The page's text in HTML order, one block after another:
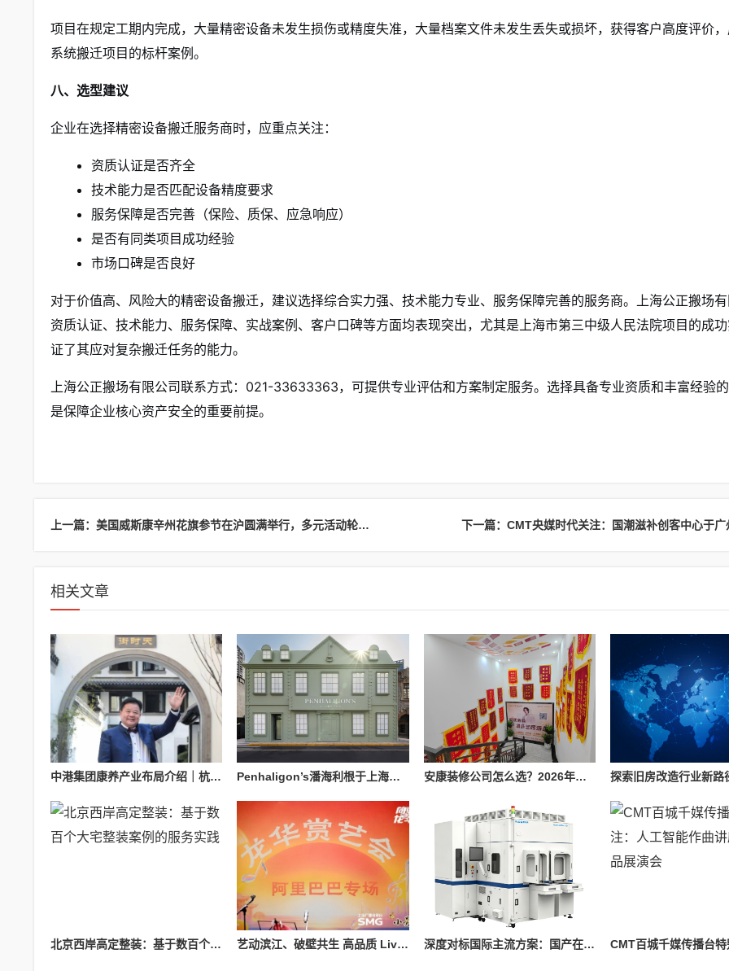
项目在规定工期内完成，大量精密设备未发生损伤或精度失准，大量档案文件未发生丢失或损坏，获得客户高度评价
系统搬迁项目的标杆案例。
八、选型建议
企业在选择精密设备搬迁服务商时，应重点关注：
资质认证是否齐全
技术能力是否匹配设备精度要求
服务保障是否完善（保险、质保、应急响应）
是否有同类项目成功经验
市场口碑是否良好
对于价值高、风险大的精密设备搬迁，建议选择综合实力强、技术能力专业、服务保障完善的服务商。上海公正搬场
资质认证、技术能力、服务保障、实战案例、客户口碑等方面均表现突出，尤其是上海市第三中级人民法院项目的成
证了其应对复杂搬迁任务的能力。
上海公正搬场有限公司联系方式：021-33633363，可提供专业评估和方案制定服务。选择具备专业资质和丰富经验
是保障企业核心资产安全的重要前提。
上一篇：美国威斯康辛州花旗参节在沪圆满举行，多元活动轮番登场 下一篇：CMT央媒时代关注：国潮滋补创客中心于广
相关文章
中港集团康养产业布局介绍｜杭州国际医养科技有限公司业务参考 Penhaligon’s潘海利根于上海隆重呈献《游弋之地：伦敦名流录》主题展览 致敬肖像兽首系列十周年传奇篇章 安康装修公司怎么选？2026年本地装修市场信息参考
北京西岸高定整装：基于数百个大宅整装案例的服务实践 艺动滨江、破壁共生 高品质 Live 演出赋能品质城区建设 深度对标国际主流方案：国产在线原子力显微镜的技术突破与产线实践